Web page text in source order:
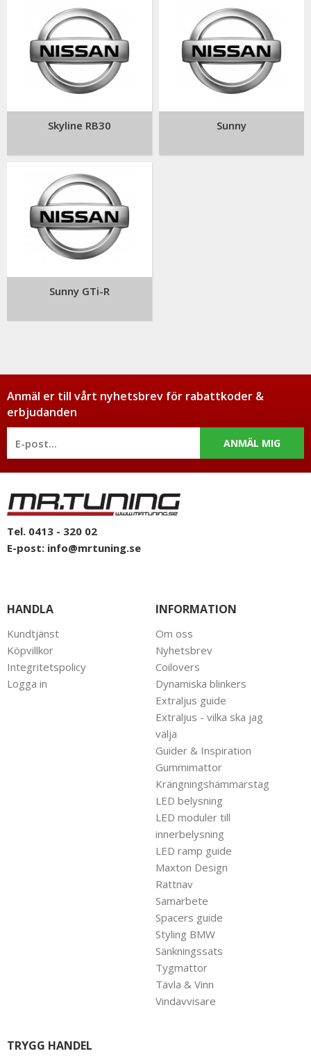
Skyline RB30 Sunny
Sunny GTi-R
Anmäl er till vårt nyhetsbrev för rabattkoder &
erbjudanden
ANMÄL MIG
Tel. 0413 - 320 02
E-post: info@mrtuning.se
HANDLA
Kundtjänst
Köpvillkor
Integritetspolicy
Logga in
INFORMATION
Om oss
Nyhetsbrev
Coilovers
Dynamiska blinkers
Extraljus guide
Extraljus - vilka ska jag
välja
Guider & Inspiration
Gummimattor
Krängningshämmarstag
LED belysning
LED moduler till
innerbelysning
LED ramp guide
Maxton Design
Rattnav
Samarbete
Spacers guide
Styling BMW
Sänkningssats
Tygmattor
Tävla & Vinn
Vindavvisare
TRYGG HANDEL